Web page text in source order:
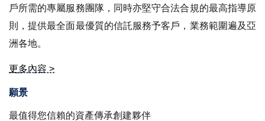
中文
戶所需的專屬服務團隊，同時亦堅守合法合規的最高指導原
則，提供最全面最優質的信託服務予客戶，業務範圍遍及亞
洲各地。
更多內容 >
願景
最值得您信賴的資產傳承創建夥伴